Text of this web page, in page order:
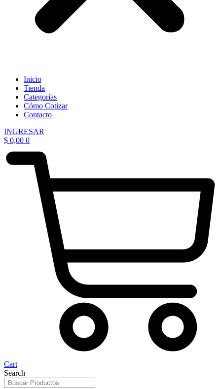
Inicio
Tienda
Categorías
Cómo Cotizar
Contacto
INGRESAR
$ 0,00 0
Cart
Search